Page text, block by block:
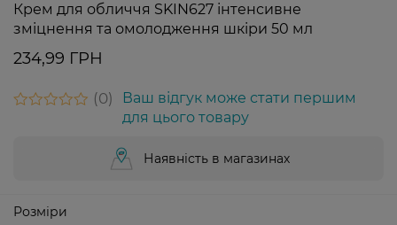
Крем для обличчя SKIN627 інтенсивне
зміцнення та омолодження шкіри 50 мл
234,99 ГРН
0
Ваш відгук може стати першим
для цього товару
Наявність в магазинах
Розміри